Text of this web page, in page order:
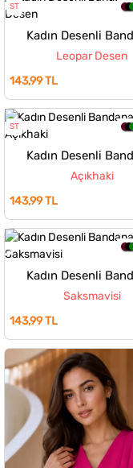
ST
Kadın Desenli
Leopar Desen
143,99 TL
ST
Kadın Desenli
Açıkhaki
143,99 TL
Kadın Desenli
Saksmavisi
143,99 TL